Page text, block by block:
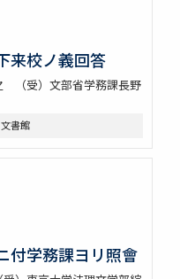
来校ノ義回答
（受）文部省学務課長野
書館
付学務課ヨリ照會